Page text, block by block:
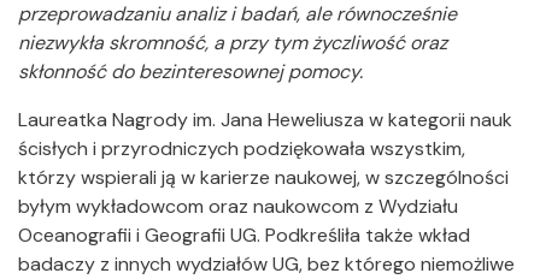
przeprowadzaniu analiz i badań, ale równocześnie
niezwykła skromność, a przy tym życzliwość oraz
skłonność do bezinteresownej pomocy.
Laureatka Nagrody im. Jana Heweliusza w kategorii nauk
ścisłych i przyrodniczych podziękowała wszystkim,
którzy wspierali ją w karierze naukowej, w szczególności
byłym wykładowcom oraz naukowcom z Wydziału
Oceanografii i Geografii UG. Podkreśliła także wkład
badaczy z innych wydziałów UG, bez którego niemożliwe